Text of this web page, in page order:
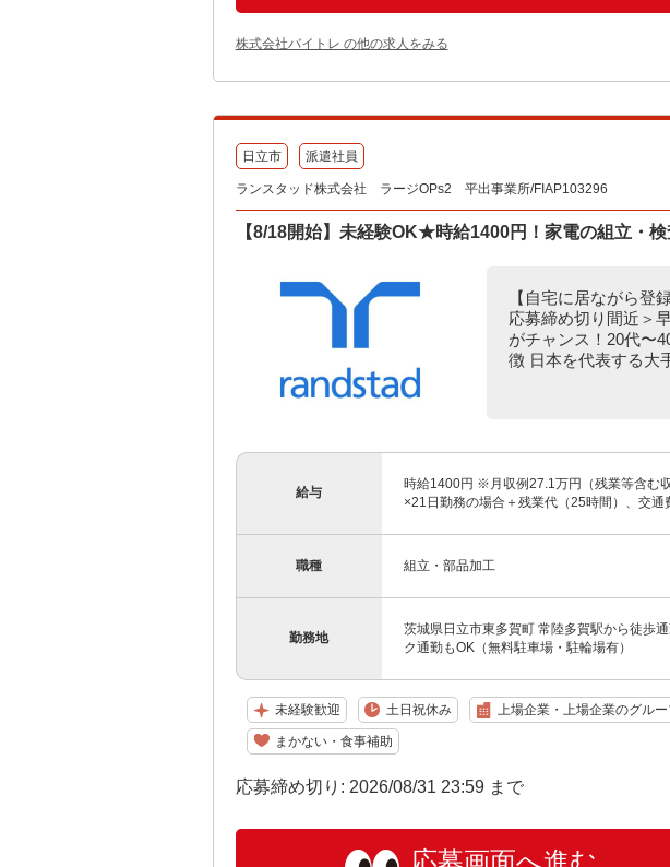
株式会社バイトレ の他の求人をみる
日立市 派遣社員
ランスタッド株式会社 ラージOPs2 平出事業所/FIAP103296
【8/18開始】未経験OK★時給1400円！家電の組立・検
【自宅に居ながら
応募締め切り間近＞
がチャンス！20代〜
徴 日本を代表する大
給与
時給1400円 ※月収例27.1万円（残業等含む
×21日勤務の場合＋残業代（25時間）、交
職種 組立・部品加工
勤務地
茨城県日立市東多賀町 常陸多賀駅から徒歩
ク通勤もOK（無料駐車場・駐輪場有）
未経験歓迎 土日祝休み 上場企業・上場企業のグルー
まかない・食事補助
応募締め切り: 2026/08/31 23:59 まで